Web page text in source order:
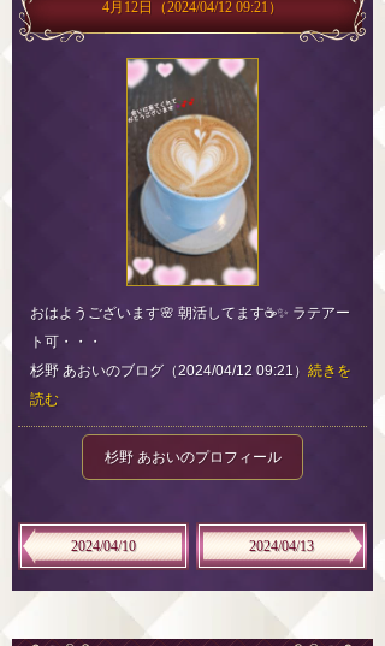
4月12日 （2024/04/12 09:21）
おはようございます🌸 朝活してます☕✨ ラテアー
ト可・・・
杉野 あおいのブログ（2024/04/12 09:21） 続きを
読む
杉野 あおいのプロフィール
2024/04/10 2024/04/13